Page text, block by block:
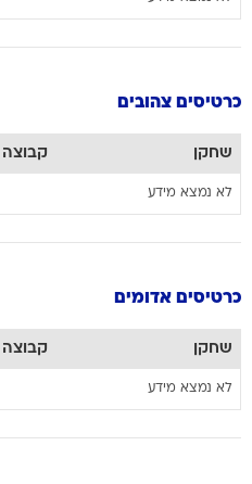
כרטיסים צהובים
שחקן קבוצה
לא נמצא מידע
כרטיסים אדומים
שחקן קבוצה
לא נמצא מידע